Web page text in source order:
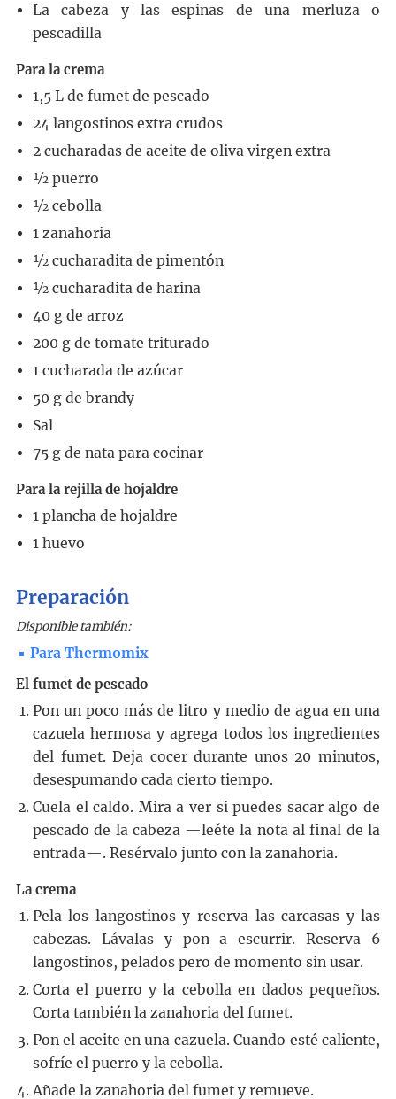
La cabeza y las espinas de una merluza o
pescadilla
Para la crema
1,5 L de fumet de pescado
24 langostinos extra crudos
2 cucharadas de aceite de oliva virgen extra
½ puerro
½ cebolla
1 zanahoria
½ cucharadita de pimentón
½ cucharadita de harina
40 g de arroz
200 g de tomate triturado
1 cucharada de azúcar
50 g de brandy
Sal
75 g de nata para cocinar
Para la rejilla de hojaldre
1 plancha de hojaldre
1 huevo
Preparación
Disponible también:
Para Thermomix
El fumet de pescado
Pon un poco más de litro y medio de agua en una
cazuela hermosa y agrega todos los ingredientes
del fumet. Deja cocer durante unos 20 minutos,
desespumando cada cierto tiempo.
Cuela el caldo. Mira a ver si puedes sacar algo de
pescado de la cabeza —leéte la nota al final de la
entrada—. Resérvalo junto con la zanahoria.
La crema
Pela los langostinos y reserva las carcasas y las
cabezas. Lávalas y pon a escurrir. Reserva 6
langostinos, pelados pero de momento sin usar.
Corta el puerro y la cebolla en dados pequeños.
Corta también la zanahoria del fumet.
Pon el aceite en una cazuela. Cuando esté caliente,
sofríe el puerro y la cebolla.
Añade la zanahoria del fumet y remueve.